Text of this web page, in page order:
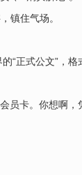
镇住气场。
“正式公文”，格
员卡。你想啊